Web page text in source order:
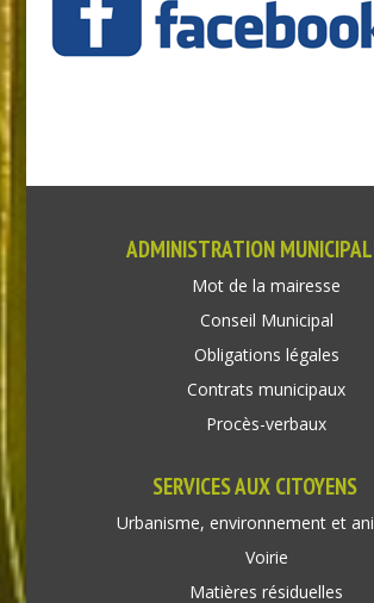
ADMINISTRATION
Mot de la mairesse
Conseil Municipal
Obligations légales
Contrats municipaux
Procès-verbaux
SERVICES AUX CITOYENS
Urbanisme, environnement et
Voirie
Matières résiduelles